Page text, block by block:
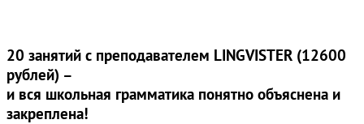
20 занятий с преподавателем LINGVISTER (12600
рублей) –
и вся школьная грамматика понятно объяснена и
закреплена!